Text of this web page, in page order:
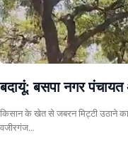
बदायूं: बसपा नगर
किसान के खेत से जबरन मिट्टी उठाने का
वजीरगंज…